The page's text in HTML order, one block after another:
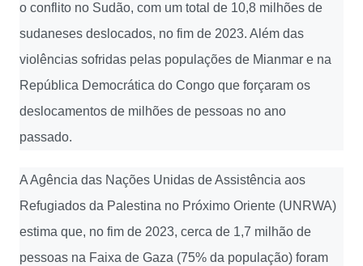
o conflito no Sudão, com um total de 10,8 milhões de
sudaneses deslocados, no fim de 2023. Além das
violências sofridas pelas populações de Mianmar e na
República Democrática do Congo que forçaram os
deslocamentos de milhões de pessoas no ano
passado.
A Agência das Nações Unidas de Assistência aos
Refugiados da Palestina no Próximo Oriente (UNRWA)
estima que, no fim de 2023, cerca de 1,7 milhão de
pessoas na Faixa de Gaza (75% da população) foram